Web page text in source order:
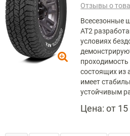
Отзывы о
Всесезонные
AT2
условиях
состоящих из
имеет
устойчивым
Цена: от